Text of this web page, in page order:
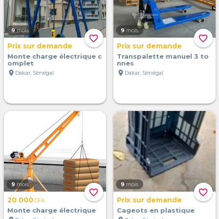
favorite_border
9 mois
Prix sur demande
Monte charge électrique c
omplet
location_on Dakar, Sénégal
favorite_border
9 mois
Prix sur demande
Transpalette manuel 3 to
nnes
location_on Dakar, Sénégal
favorite_border
9 mois
20 000CFA
Monte charge électrique
favorite_border
9 mois
Prix sur demande
Cageots en plastique